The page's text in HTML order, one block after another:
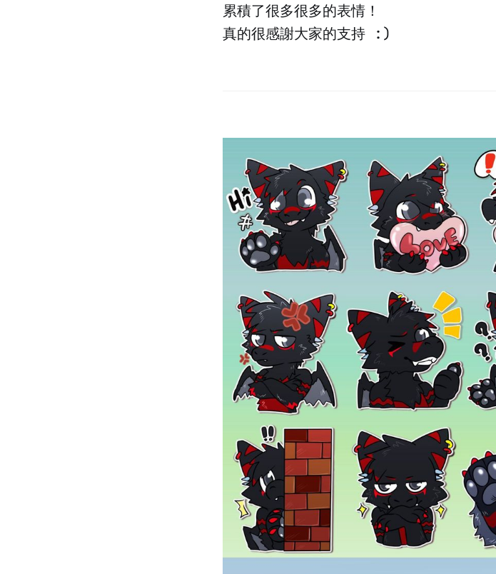
累積了很多很多的表情！
真的很感謝大家的支持 :)